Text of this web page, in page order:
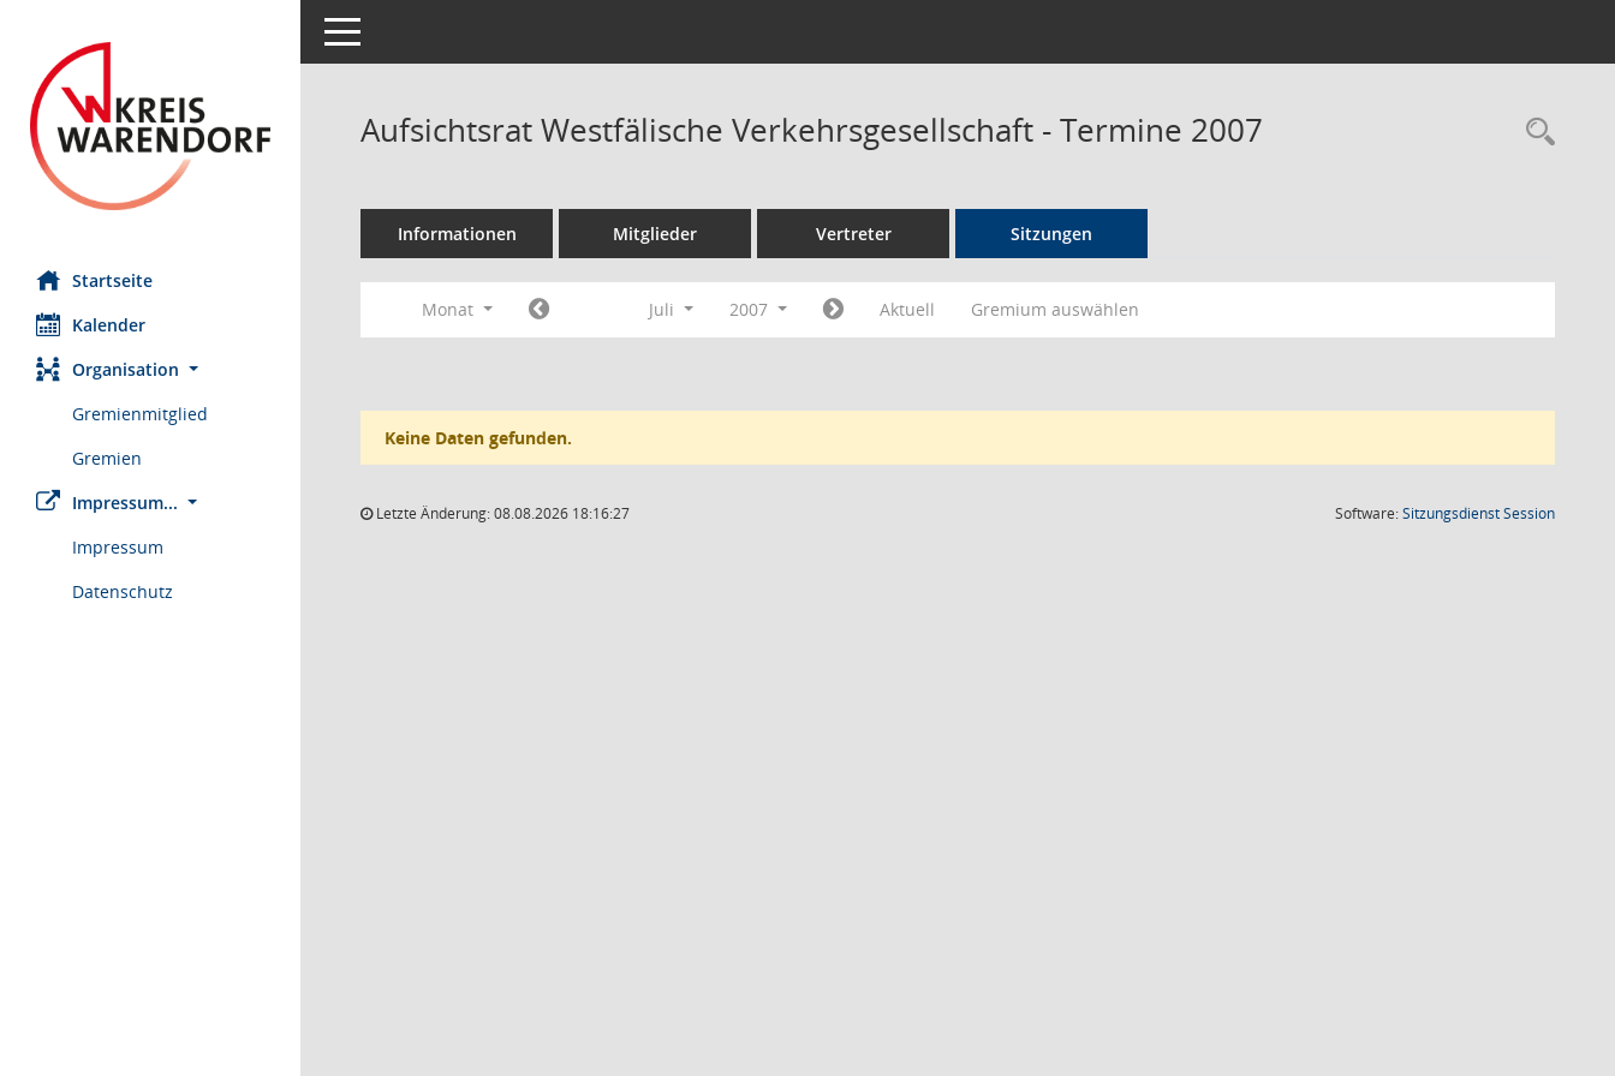
Startseite
Kalender
Organisation
Gremienmitglied
Gremien
Impressum...
Impressum
Datenschutz
Toggle navigation
Aufsichtsrat Westfälische Verkehrsgesellschaft - Termine 2007
Informationen Mitglieder Vertreter Sitzungen
Monat Juli 2007 Aktuell Gremium auswählen
Keine Daten gefunden.
Letzte Änderung: 08.08.2026 18:16:27 Software:SitzungsdienstSession(Wird in